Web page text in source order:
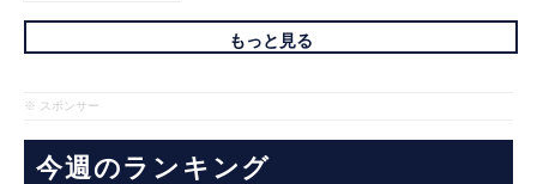
もっと見る
※ スポンサー
今週のランキング